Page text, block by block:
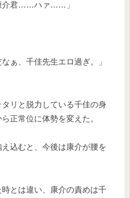
君……ハァ……」
ぁ、千佳先生エロ過ぎ。」
リと脱力している千佳の身
正常位に体勢を変えた。
込むと、今後は康介が腰を
とは違い、康介の責めは千